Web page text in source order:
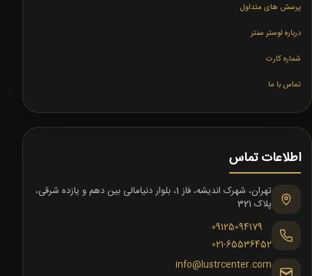
پرسش های متداول
درباره لوستر سنتر
شماره کارت
تماس با ما
اطلاعات تماس
تهران، شهرک اندیشه، فاز 1، بلوار دنیامالی بین دهم و یازده شرقی،
پلاک 321
09125094179
021-65536452
info@lustrcenter.com